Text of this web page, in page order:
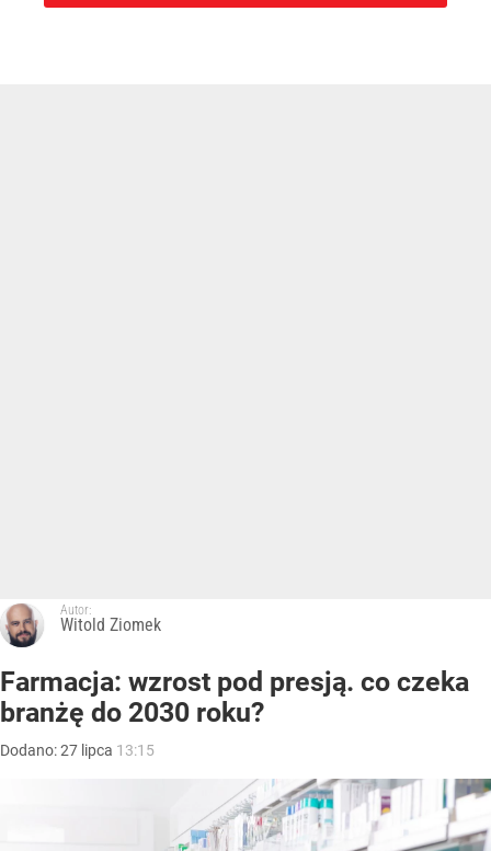
Autor:
Witold Ziomek
Farmacja: wzrost pod presją. co czeka
branżę do 2030 roku?
Dodano:27 lipca 13:15